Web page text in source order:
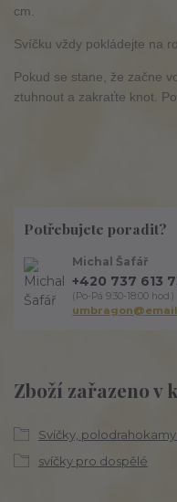
cm.
Svíčku vždy pokládejte na
Pokud se stane, že začne
ztuhnout a zakraťte knot.
Zboží zařazeno v
Svíčky,
svíčky pro dospělé
Potřebujete poradit?
Michal Šafář
+420 737 613
(Po-Pá 9:30-18:00 hod.)